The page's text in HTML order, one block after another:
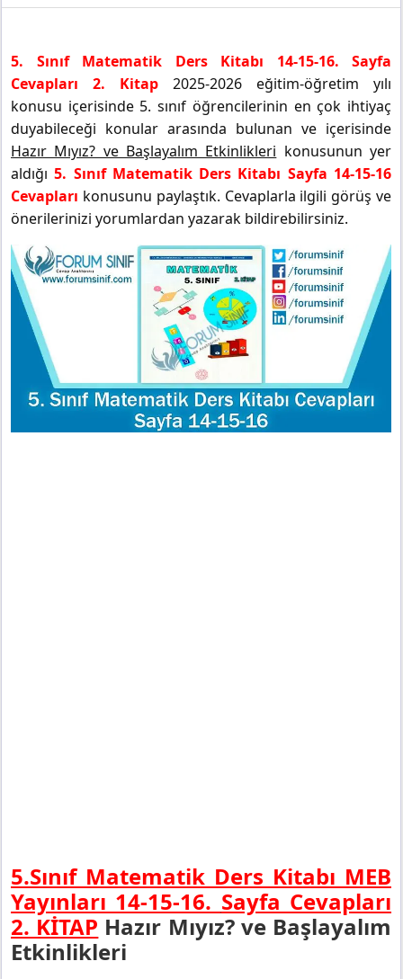
5. Sınıf Matematik Ders Kitabı 14-15-16. Sayfa
Cevapları 2. Kitap 2025-2026 eğitim-öğretim yılı
konusu içerisinde 5. sınıf öğrencilerinin en çok ihtiyaç
duyabileceği konular arasında bulunan ve içerisinde
Hazır Mıyız? ve Başlayalım Etkinlikleri konusunun yer
aldığı5. Sınıf Matematik Ders Kitabı Sayfa 14-15-16
Cevapları konusunu paylaştık. Cevaplarla ilgili görüş ve
önerilerinizi yorumlardan yazarak bildirebilirsiniz.
5.Sınıf Matematik Ders Kitabı MEB
Yayınları 14-15-16. Sayfa Cevapları
2. KİTAP Hazır Mıyız? ve Başlayalım
Etkinlikleri